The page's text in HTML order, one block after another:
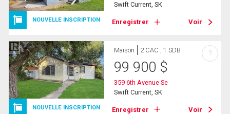
NOUVELLE INSCRIPTION
Swift Current, SK
Enregistrer Voir
NOUVELLE INSCRIPTION
Maison 2 CAC , 1 SDB
99 900 $
359 6th Avenue Se
Swift Current, SK
Enregistrer Voir
?